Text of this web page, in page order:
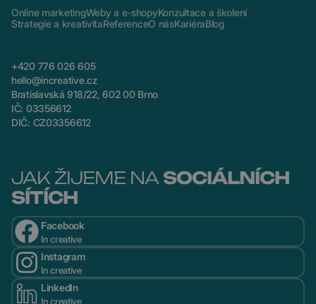
Online marketingWeby a e-shopyKonzultace a školení
Strategie a kreativitaReferenceO násKariéraBlog
+420 776 026 605
hello@increative.cz
Bratislavská 918/22, 602 00 Brno
IČ: 03356612
DIČ: CZ03356612
JAK ŽIJEME NA SOCIÁLNÍCH
SÍTÍCH
Facebook
In creative
Instagram
In creative
LinkedIn
In creative